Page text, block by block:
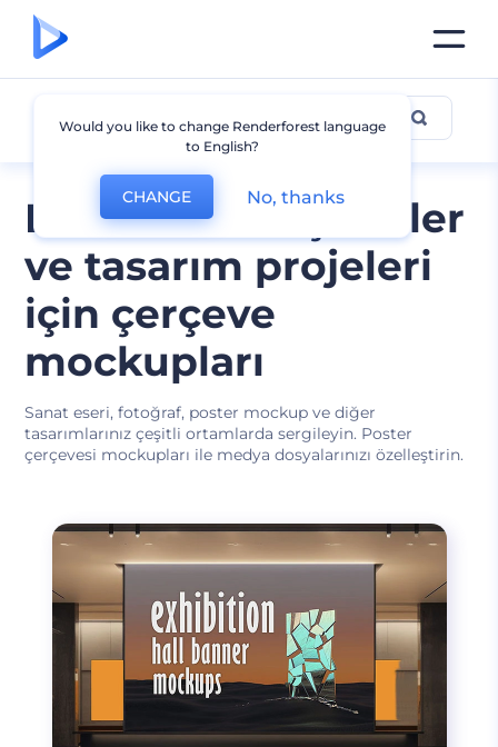
Bastırılabilir içerikler
ve tasarım projeleri
için çerçeve
mockupları
Sanat eseri, fotoğraf, poster mockup ve diğer
tasarımlarınız çeşitli ortamlarda sergileyin. Poster
çerçevesi mockupları ile medya dosyalarınızı özelleştirin.
Çerçeve Mockup
Would you like to change Renderforest language
to English?
CHANGE No, thanks